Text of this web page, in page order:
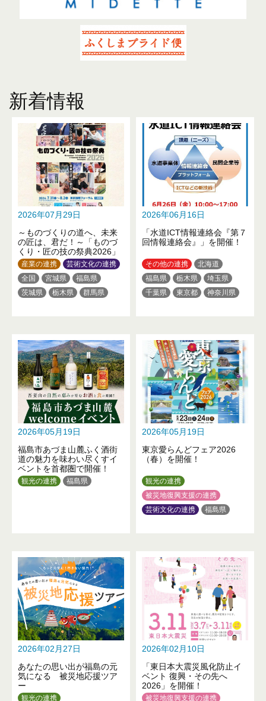
新着情報
2026年07月29日
～ものづくりの道へ、未来
の匠は、君だ！～「ものづ
くり・匠の技の祭典2026」
産業の連携
芸術文化の連携
全国
宮城県
福島県
茨城県
栃木県
群馬県
佐賀県
長崎県
熊本県
大分県
2026年06月16日
「水道ICT情報連絡会『第７
回情報連絡会』」を開催！
その他の連携
北海道
福島県
栃木県
埼玉県
千葉県
東京都
神奈川県
熊本県
2026年05月19日
福島市あづま山麓ふく酒街
道の魅力を味わい尽くすイ
ベントを首都圏で開催！
観光の連携 福島県
2026年05月19日
東京愛らんどフェア2026
（春）を開催！
観光の連携
被災地復興支援の連携
芸術文化の連携
福島県
2026年02月27日
あなたの思い出が福島の元
気になる 被災地応援ツア
ー
観光の連携
2026年02月10日
「東日本大震災風化防止イ
ベント 復興・その先へ
2026」を開催！
被災地復興支援の連携